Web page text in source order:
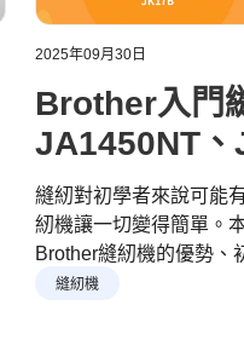
2025年09月30日
Brother入門
JA1450NT
及FS80X
縫紉對初學者來說可能
紉機讓一切變得簡單。
Brother縫紉機的優勢、
的縫紉機。
縫紉機